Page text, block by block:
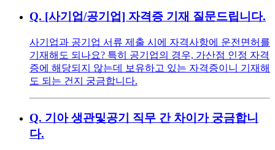
Q. [사기업/공기업] 자격증 기재 질문드립니다.
사기업과 공기업 서류 제출 시에 자격사항에 운전면허를
기재해도 되나요? 특히 공기업의 경우, 가산점 인정 자격
증에 해당되지 않는데 보유하고 있는 자격증이니 기재해
도 되는 건지 궁금합니다.
Q. 기아 생관및공기 직무 간 차이가 궁금합니
다.